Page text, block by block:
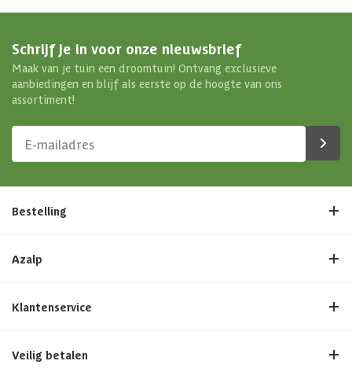
Schrijf je in voor onze nieuwsbrief
Maak van je tuin een droomtuin! Ontvang exclusieve
aanbiedingen en blijf als eerste op de hoogte van ons
assortiment!
Bestelling
Azalp
Klantenservice
Veilig betalen